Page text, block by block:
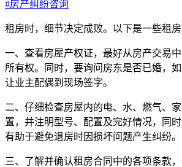
#房产纠纷咨询
租房时，细节决定成败。以下是一些租房
一、查看房屋产权证，最好从房产交易
所有权。同时，要询问房东是否已婚，
让业主配偶到现场签字。
二、仔细检查房屋内的电、水、燃气、
置，并注明型号、配置及完好情况，同
有助于避免退房时因损坏问题产生纠纷。
三、了解并确认租房合同中的各项条款